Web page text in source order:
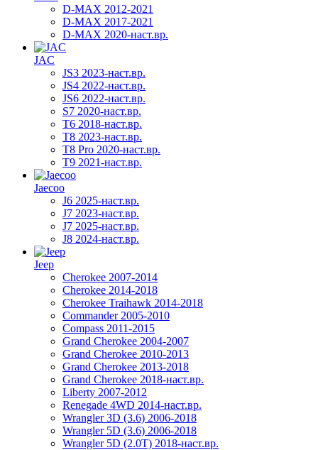
D-MAX 2012-2021
D-MAX 2017-2021
D-MAX 2020-наст.вр.
JAC
JS3 2023-наст.вр.
JS4 2022-наст.вр.
JS6 2022-наст.вр.
S7 2020-наст.вр.
T6 2018-наст.вр.
T8 2023-наст.вр.
T8 Pro 2020-наст.вр.
T9 2021-наст.вр.
Jaecoo
J6 2025-наст.вр.
J7 2023-наст.вр.
J7 2025-наст.вр.
J8 2024-наст.вр.
Jeep
Cherokee 2007-2014
Cherokee 2014-2018
Cherokee Traihawk 2014-2018
Commander 2005-2010
Compass 2011-2015
Grand Cherokee 2004-2007
Grand Cherokee 2010-2013
Grand Cherokee 2013-2018
Grand Cherokee 2018-наст.вр.
Liberty 2007-2012
Renegade 4WD 2014-наст.вр.
Wrangler 3D (3.6) 2006-2018
Wrangler 5D (3.6) 2006-2018
Wrangler 5D (2.0T) 2018-наст.вр.